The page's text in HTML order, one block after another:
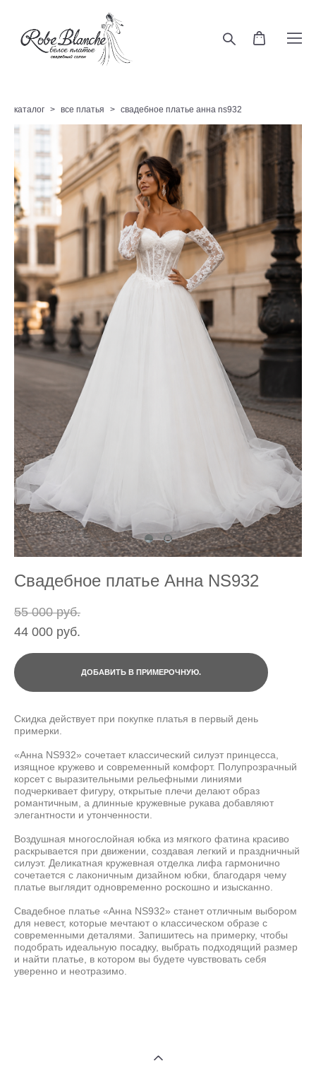
каталог > все платья > свадебное платье анна ns932
Свадебное платье Анна NS932
55 000 pуб.
44 000 pуб.
ДОБАВИТЬ В ПРИМЕРОЧНУЮ.
Скидка действует при покупке платья в первый день
примерки.
«Анна NS932» сочетает классический силуэт принцесса,
изящное кружево и современный комфорт. Полупрозрачный
корсет с выразительными рельефными линиями
подчеркивает фигуру, открытые плечи делают образ
романтичным, а длинные кружевные рукава добавляют
элегантности и утонченности.
Воздушная многослойная юбка из мягкого фатина красиво
раскрывается при движении, создавая легкий и праздничный
силуэт. Деликатная кружевная отделка лифа гармонично
сочетается с лаконичным дизайном юбки, благодаря чему
платье выглядит одновременно роскошно и изысканно.
Свадебное платье «Анна NS932» станет отличным выбором
для невест, которые мечтают о классическом образе с
современными деталями. Запишитесь на примерку, чтобы
подобрать идеальную посадку, выбрать подходящий размер
и найти платье, в котором вы будете чувствовать себя
уверенно и неотразимо.